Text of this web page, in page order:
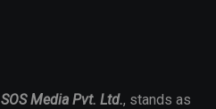
SOS Media Pvt. Ltd., stands as